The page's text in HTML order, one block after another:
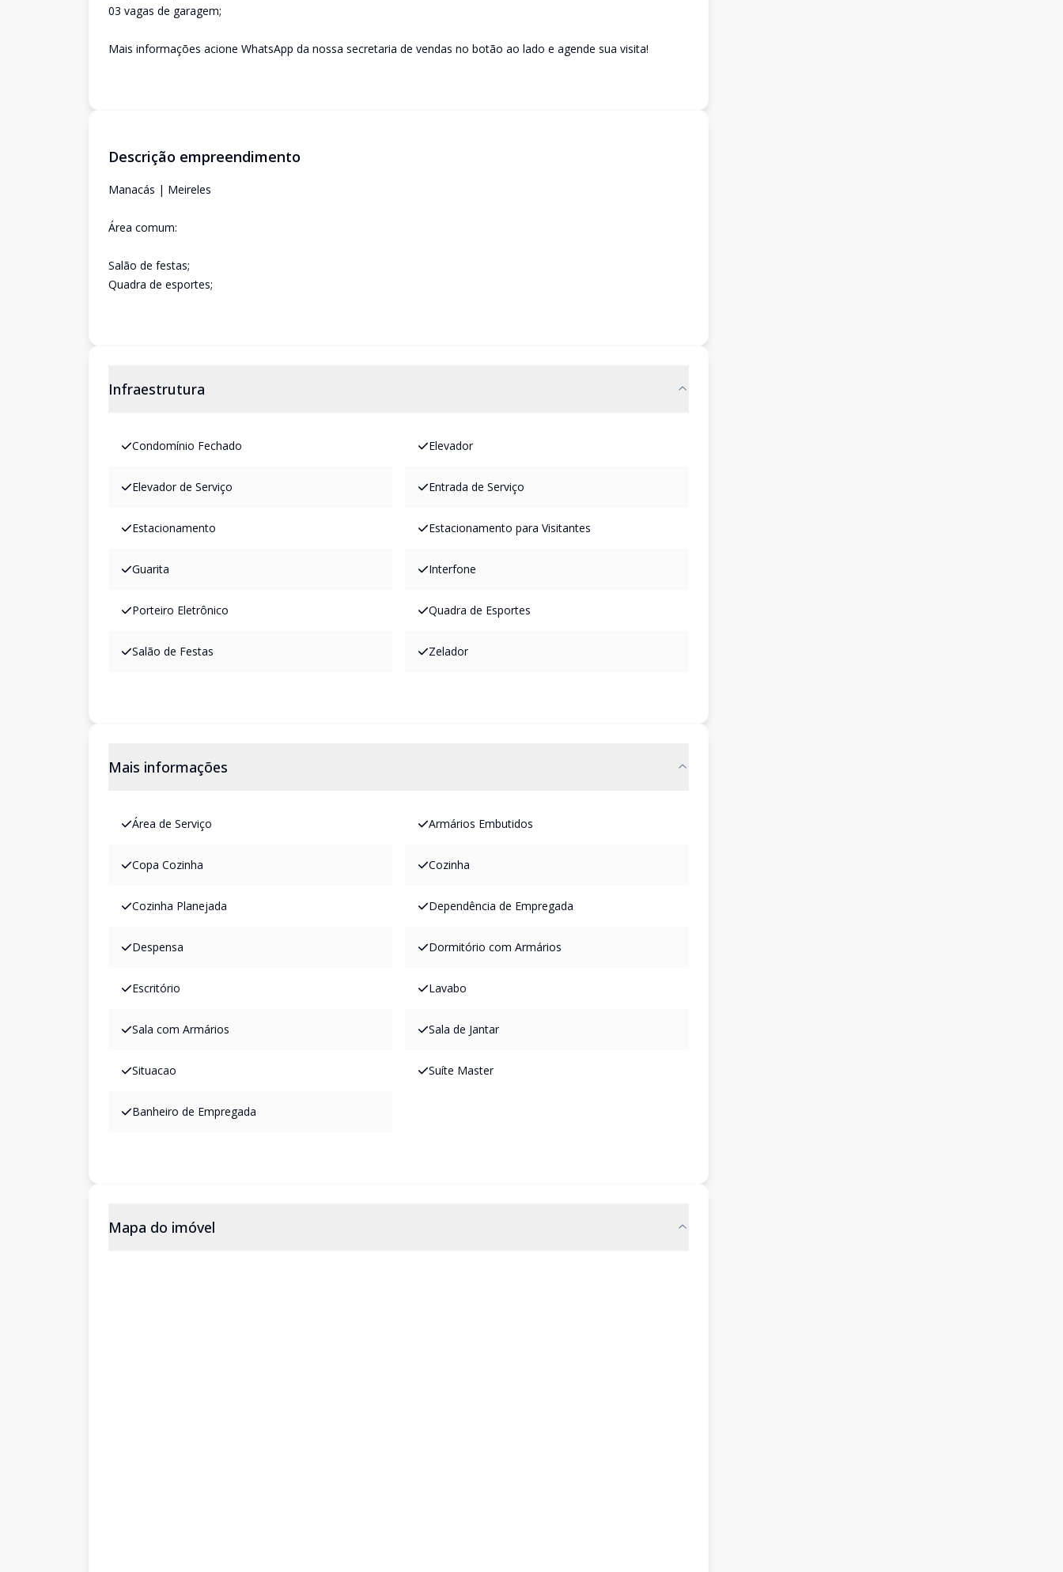
03 vagas de garagem;
Mais informações acione WhatsApp da nossa secretaria de vendas no botão ao lado e agende sua visita!
Descrição empreendimento
Manacás | Meireles
Área comum:
Salão de festas;
Quadra de esportes;
Infraestrutura
Condomínio Fechado Elevador
Elevador de Serviço Entrada de Serviço
Estacionamento Estacionamento para Visitantes
Guarita Interfone
Porteiro Eletrônico Quadra de Esportes
Salão de Festas Zelador
Mais informações
Área de Serviço Armários Embutidos
Copa Cozinha Cozinha
Cozinha Planejada Dependência de Empregada
Despensa Dormitório com Armários
Escritório Lavabo
Sala com Armários Sala de Jantar
Situacao Suíte Master
Banheiro de Empregada
Mapa do imóvel